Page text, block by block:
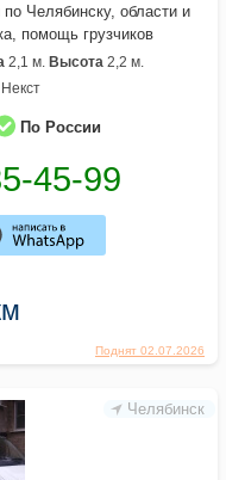
Поднят 02.07.2026
Челябинску, области и
помощь грузчиков
2,1 м. Высота 2,2 м.
По России
Челябинск